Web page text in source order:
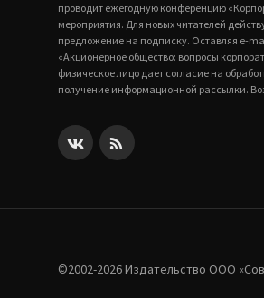
проводит ежегодную конференцию
мероприятия. Для новых читателей
предложение на подписку. Оставляя e-
«Акционерное общество: вопросы
физическое лицо дает согласие на
получение информационной рассылки.
©2002-2026 Издательство ООО